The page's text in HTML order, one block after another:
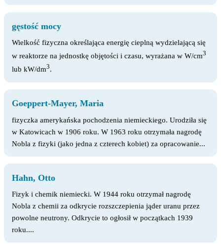
gęstość mocy
Wielkość fizyczna określająca energię cieplną wydzielającą się
w reaktorze na jednostkę objętości i czasu, wyrażana w W/cm3
lub kW/dm3.
Goeppert-Mayer, Maria
fizyczka amerykańska pochodzenia niemieckiego. Urodziła się
w Katowicach w 1906 roku. W 1963 roku otrzymała nagrodę
Nobla z fizyki (jako jedna z czterech kobiet) za opracowanie...
Hahn, Otto
Fizyk i chemik niemiecki. W 1944 roku otrzymał nagrodę
Nobla z chemii za odkrycie rozszczepienia jąder uranu przez
powolne neutrony. Odkrycie to ogłosił w początkach 1939
roku....